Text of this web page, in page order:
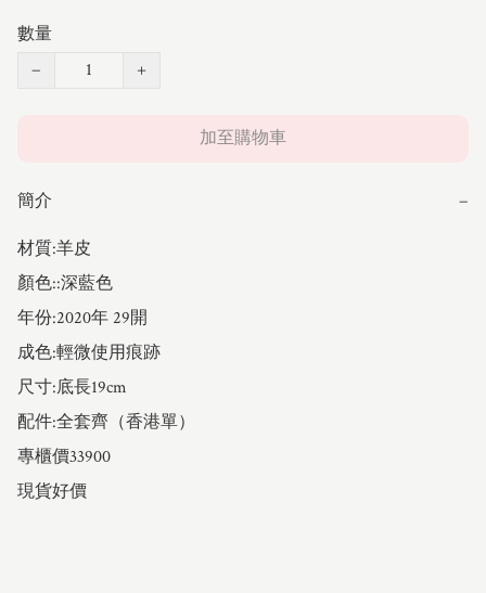
數量
−
+
加至購物車
簡介 −
材質:羊皮
顏色::深藍色
年份:2020年 29開
成色:輕微使用痕跡
尺寸:底長19cm
配件:全套齊（香港單）
專櫃價33900
現貨好價